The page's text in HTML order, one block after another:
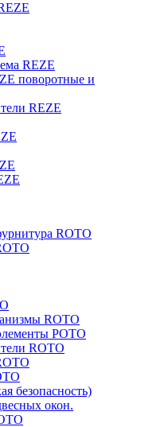
REZE
поворотные и
REZE
ROTO
ROTO
РОТО
ROTO
безопасность)
окон.